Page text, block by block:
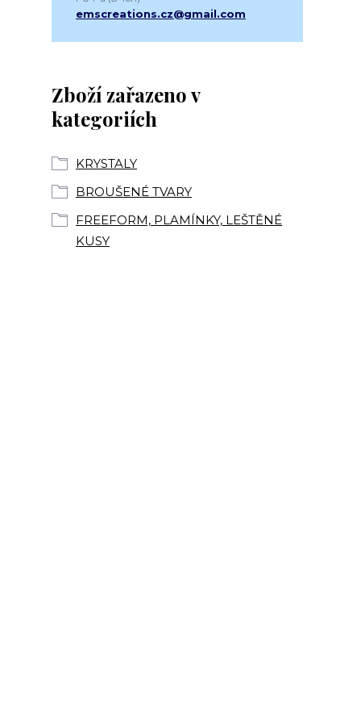
Zboží zařazeno v
kategoriích
KRYSTALY
BROUŠENÉ TVARY
FREEFORM, PLAMÍNKY, LEŠTĚNÉ
KUSY
emscreations.cz@gmail.com